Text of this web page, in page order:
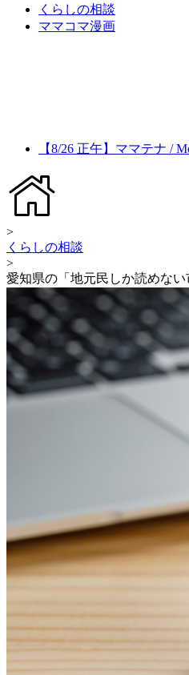
くらしの相談
ママコマ漫画
【8/26 正午】ママテナ /
>
くらしの相談
>
愛知県の「地元民しか読めな